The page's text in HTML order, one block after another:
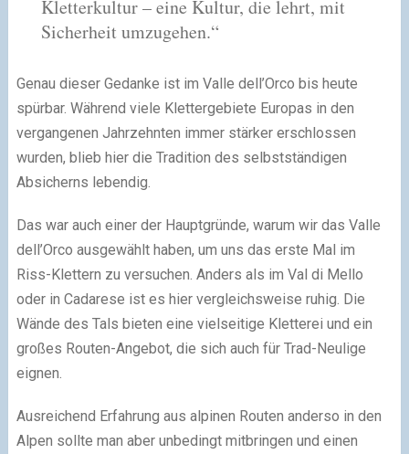
Kletterkultur – eine Kultur, die lehrt, mit
Sicherheit umzugehen.“
Genau dieser Gedanke ist im Valle dell’Orco bis heute
spürbar. Während viele Klettergebiete Europas in den
vergangenen Jahrzehnten immer stärker erschlossen
wurden, blieb hier die Tradition des selbstständigen
Absicherns lebendig.
Das war auch einer der Hauptgründe, warum wir das Valle
dell’Orco ausgewählt haben, um uns das erste Mal im
Riss-Klettern zu versuchen. Anders als im Val di Mello
oder in Cadarese ist es hier vergleichsweise ruhig. Die
Wände des Tals bieten eine vielseitige Kletterei und ein
großes Routen-Angebot, die sich auch für Trad-Neulige
eignen.
Ausreichend Erfahrung aus alpinen Routen anderso in den
Alpen sollte man aber unbedingt mitbringen und einen